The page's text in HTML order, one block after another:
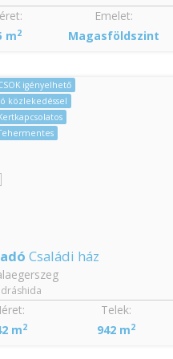
m2
Emelet:
Magasföldszint
igényelhető
közlekedéssel
Családi ház
m2
Telek:
942 m2